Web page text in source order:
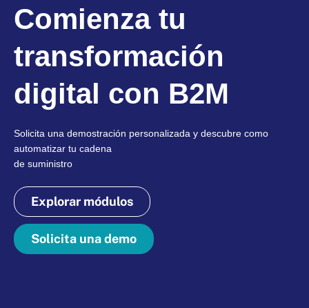
Comienza tu
transformación
digital con B2M
Solicita una demostración personalizada y descubre como
automatizar tu cadena
de suministro
Explorar módulos
Solicita una demo